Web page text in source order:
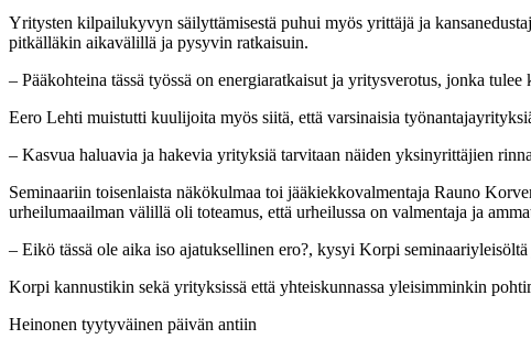
Yritysten kilpailukyvyn säilyttämisestä puhui myös yrittäjä ja
pitkälläkin aikavälillä ja pysyvin ratkaisuin.
– Pääkohteina tässä työssä on energiaratkaisut ja yritysverotus, jonka
Eero Lehti muistutti kuulijoita myös siitä, että varsinaisia
– Kasvua haluavia ja hakevia yrityksiä tarvitaan näiden yksinyrittäjien
Seminaariin toisenlaista näkökulmaa toi jääkiekkovalmentaja Rauno
urheilumaailman välillä oli toteamus, että urheilussa on valmentaja ja
– Eikö tässä ole aika iso ajatuksellinen ero?, kysyi Korpi
Korpi kannustikin sekä yrityksissä että yhteiskunnassa yleisimminkin
Heinonen tyytyväinen päivän antiin